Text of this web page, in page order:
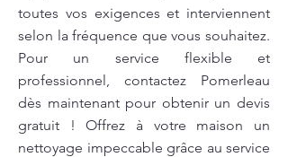
toutes vos exigences et interviennent
selon la fréquence que vous souhaitez.
Pour un service flexible et
professionnel, contactez Pomerleau
dès maintenant pour obtenir un devis
gratuit ! Offrez à votre maison un
nettoyage impeccable grâce au service